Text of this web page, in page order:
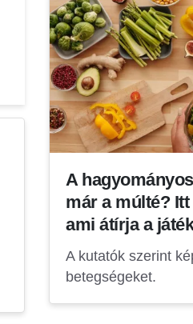
A
már a múlté?
ami átírja a
A kutatók szerint
betegségeket.